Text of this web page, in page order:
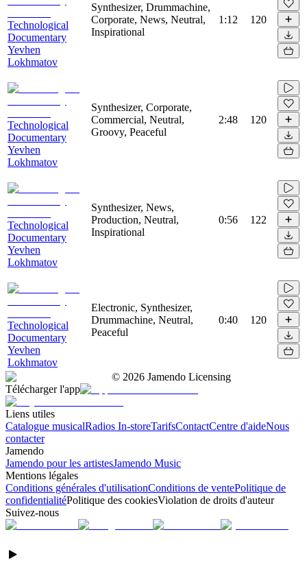
Technological
Documentary
Yevhen
Lokhmatov
Synthesizer, Drummachine,
Corporate, News, Neutral,
Inspirational
1:12 120
Technological
Documentary
Yevhen
Lokhmatov
Synthesizer, Corporate,
Commercial, Neutral,
Groovy, Peaceful
2:48 120
Technological
Documentary
Yevhen
Lokhmatov
Synthesizer, News,
Production, Neutral,
Inspirational
0:56 122
Technological
Documentary
Yevhen
Lokhmatov
Electronic, Synthesizer,
Drummachine, Neutral,
Peaceful
0:40 120
© 2026 Jamendo Licensing
Télécharger l'app
Liens utiles
Catalogue musicalRadios In-storeTarifsContactCentre d'aideNous
contacter
Jamendo
Jamendo pour les artistesJamendo Music
Mentions légales
Conditions générales d'utilisationConditions de ventePolitique de
confidentialitéPolitique des cookiesViolation de droits d'auteur
Suivez-nous